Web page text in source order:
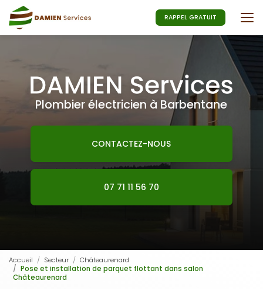
au
contenu
principal
RAPPEL GRATUIT
Plombier électricien à Barbentane
CONTACTEZ-NOUS
07 71 11 56 70
Accueil Secteur
Châteaurenard
Pose et installation de parquet flottant dans salon
Châteaurenard